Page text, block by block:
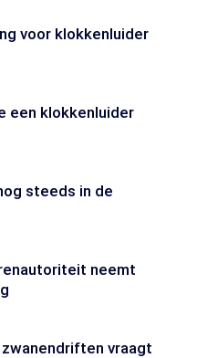
voor klokkenluider
een klokkenluider
steeds in de
neemt
vraagt